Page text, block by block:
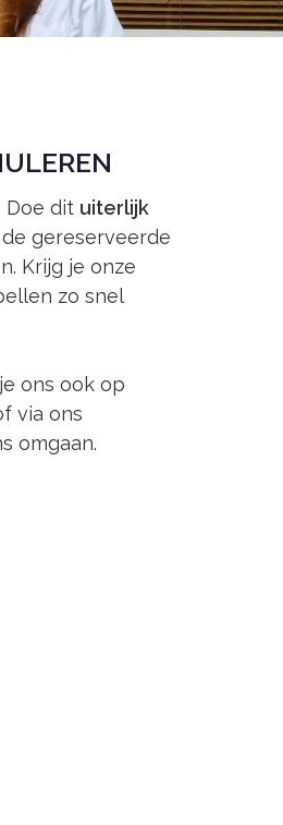
Doe dit uiterlijk
gereserveerde
Krijg je onze
zo snel
ons ook op
via ons
omgaan.